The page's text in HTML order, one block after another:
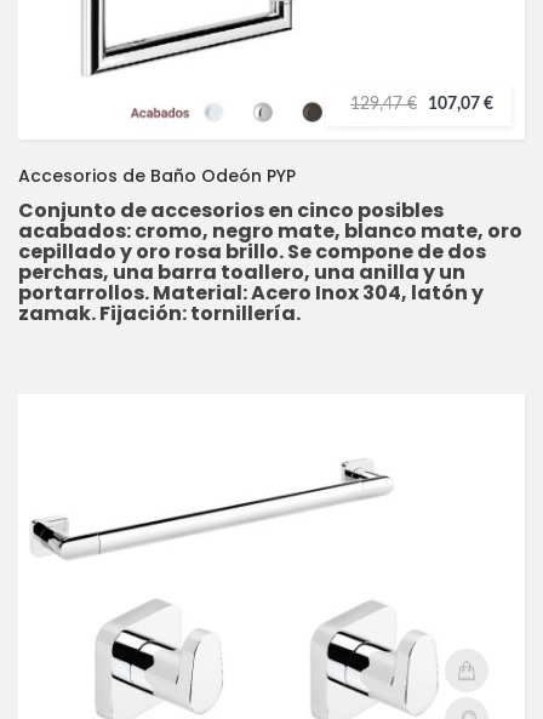
129,47 € 107,07 €
Accesorios de Baño Odeón PYP
Conjunto de accesorios en cinco posibles
acabados: cromo, negro mate, blanco mate, oro
cepillado y oro rosa brillo. Se compone de dos
perchas, una barra toallero, una anilla y un
portarrollos. Material: Acero Inox 304, latón y
zamak. Fijación: tornillería.